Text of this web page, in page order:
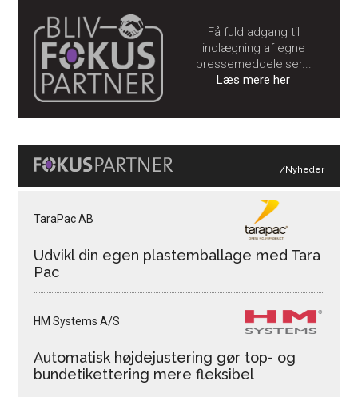
Få fuld adgang til
indlægning af egne
pressemeddelelser...
Læs mere her
/Nyheder
TaraPac AB
Udvikl din egen plastemballage med Tara
Pac
HM Systems A/S
Automatisk højdejustering gør top- og
bundetikettering mere fleksibel